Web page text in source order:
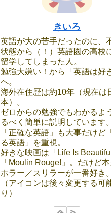
きいろ
英語が大の苦手だったのに、
状態から（！）英語圏の高校
留学してしまった人。
勉強大嫌い！から「英語は好
へ。
海外在住歴は約10年（現在は
本）。
ゼロからの勉強でもわかるよ
るべく簡単に説明しています。
「正確な英語」も大事だけど
る英語」を重視。
好きな映画は「Life Is
「Moulin Rouge!」。だけど
ホラー／スリラーが一番好き。
（アイコンは後々変更する可
り）